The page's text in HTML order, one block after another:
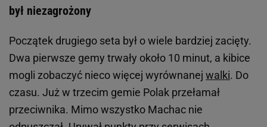
był niezagrożony
Początek drugiego seta był o wiele bardziej zacięty.
Dwa pierwsze gemy trwały około 10 minut, a kibice
mogli zobaczyć nieco więcej wyrównanej walki. Do
czasu. Już w trzecim gemie Polak przełamał
przeciwnika. Mimo wszystko Machac nie